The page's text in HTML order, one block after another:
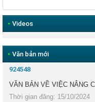
• Videos
• Văn bản mới
924548
VĂN BẢN VỀ VIỆC NÂNG
Thời gian đăng: 15/10/2024